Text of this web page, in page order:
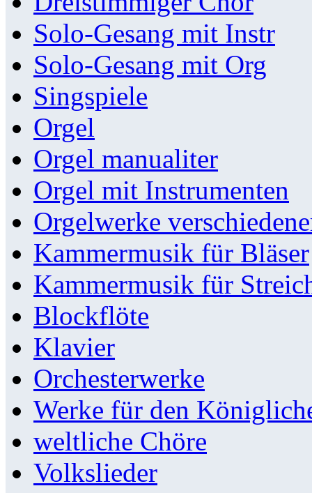
Solo-Gesang mit Instr
Solo-Gesang mit Org
Singspiele
Orgel
Orgel manualiter
Orgel mit Instrumenten
Orgelwerke
Kammermusik für Bläser
Kammermusik für
Blockflöte
Klavier
Orchesterwerke
Werke für den
weltliche Chöre
Volkslieder